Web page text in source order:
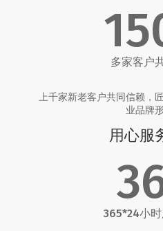
多家客户
上千家新老客户共同信赖，
业品牌形
用心服
365*24小